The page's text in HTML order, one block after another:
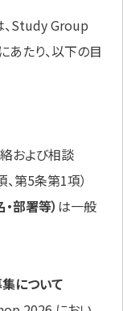
、Study Group
あたり、以下の目
および相談
第5条第1項）
部署等） は一般
について